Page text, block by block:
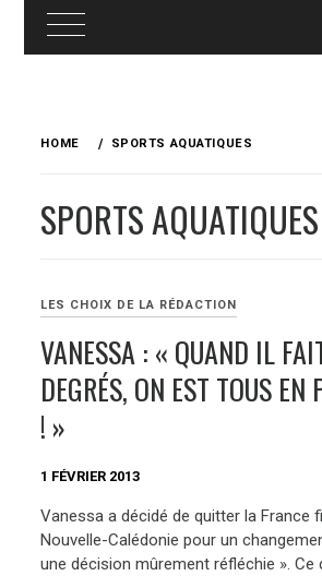
HOME SPORTS AQUATIQUES
SPORTS AQUATIQUES
LES CHOIX DE LA RÉDACTION
VANESSA : « QUAND IL
DEGRÉS, ON EST TOUS EN
! »
1 FÉVRIER 2013
Vanessa a décidé de quitter la France
Nouvelle-Calédonie pour un
une décision mûrement réfléchie ». Ce